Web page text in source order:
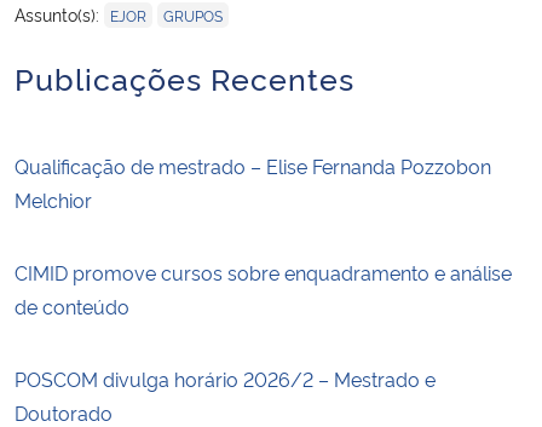
Assunto(s): EJOR GRUPOS
Publicações Recentes
Qualificação de mestrado – Elise Fernanda Pozzobon
Melchior
CIMID promove cursos sobre enquadramento e análise
de conteúdo
POSCOM divulga horário 2026/2 – Mestrado e
Doutorado